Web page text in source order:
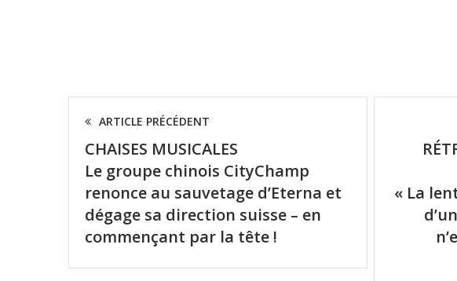
ARTICLE PRÉCÉDENT
CHAISES MUSICALES
Le groupe chinois CityChamp
renonce au sauvetage d’Eterna et
dégage sa direction suisse – en
commençant par la tête !
« La